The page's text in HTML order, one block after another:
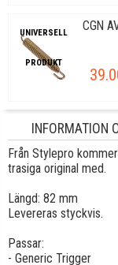
UNIVERSELL
PRODUKT
CGN
INFORMATION
Från Stylepro
trasiga original med.
Längd: 82 mm
Levereras styckvis.
Passar:
- Generic Trigger